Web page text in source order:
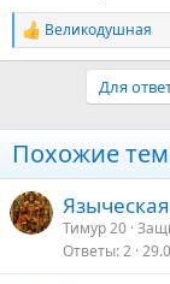
Р
е
и
и
Великодушная
Для
Похожие
Тимур 20
Ответы 2